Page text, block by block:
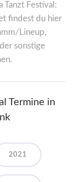
Tanzt Festival:
findest du hier
Lineup,
sonstige
Termine in
2021